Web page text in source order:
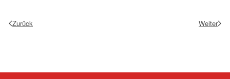
Zurück Weiter